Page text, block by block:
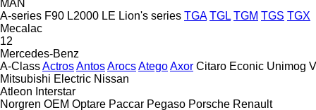
MAN
A-series F90 L2000 LE Lion's series TGA TGL TGM TGS TGX
Mecalac
12
Mercedes-Benz
A-ClassActrosAntosArocsAtegoAxor Citaro Econic Unimog
Mitsubishi Electric Nissan
Atleon Interstar
Norgren OEM Optare Paccar Pegaso Porsche Renault